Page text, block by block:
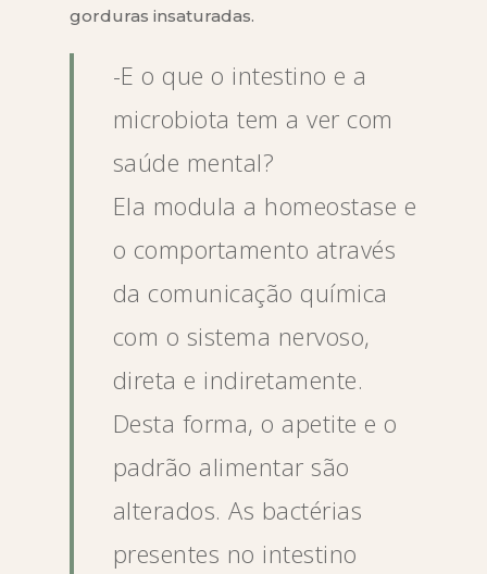
gorduras insaturadas.
-E o que o intestino e a
microbiota tem a ver com
saúde mental?
Ela modula a homeostase e
o comportamento através
da comunicação química
com o sistema nervoso,
direta e indiretamente.
Desta forma, o apetite e o
padrão alimentar são
alterados. As bactérias
presentes no intestino